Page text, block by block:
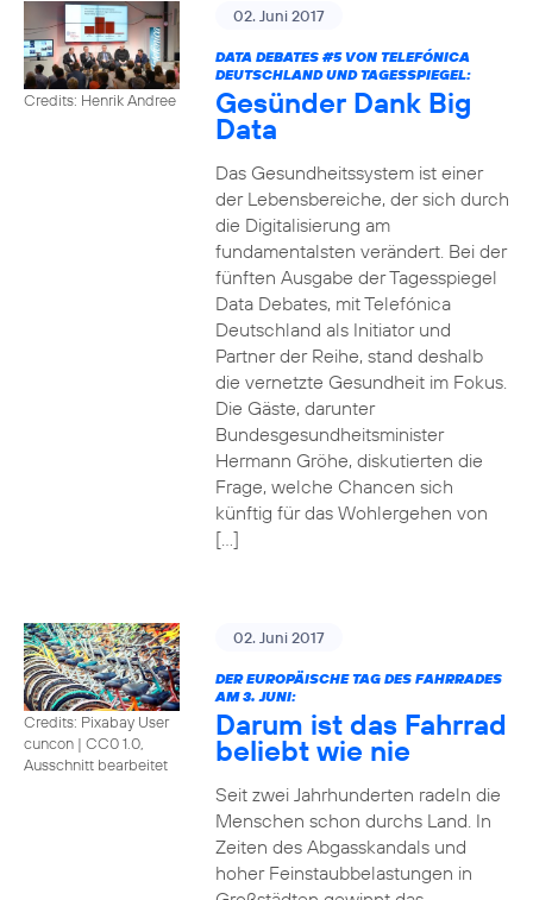
Credits: Henrik Andree
02. Juni 2017
DATA DEBATES #5VON TELEFÓNICA
DEUTSCHLAND UND TAGESSPIEGEL:
Gesünder Dank Big
Data
Das Gesundheitssystem ist einer
der Lebensbereiche, der sich durch
die Digitalisierung am
fundamentalsten verändert. Bei der
fünften Ausgabe der Tagesspiegel
Data Debates, mit Telefónica
Deutschland als Initiator und
Partner der Reihe, stand deshalb
die vernetzte Gesundheit im Fokus.
Die Gäste, darunter
Bundesgesundheitsminister
Hermann Gröhe, diskutierten die
Frage, welche Chancen sich
künftig für das Wohlergehen von
[…]
Credits: Pixabay User
cuncon | CC0 1.0,
Ausschnitt bearbeitet
02. Juni 2017
DER EUROPÄISCHE TAG DES FAHRRADES
AM 3. JUNI:
Darum ist das Fahrrad
beliebt wie nie
Seit zwei Jahrhunderten radeln die
Menschen schon durchs Land. In
Zeiten des Abgasskandals und
hoher Feinstaubbelastungen in